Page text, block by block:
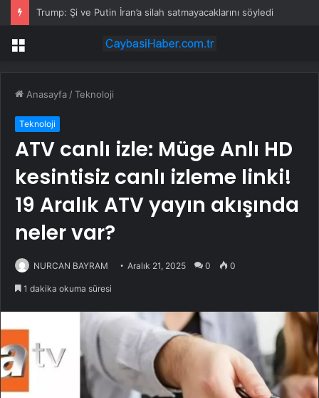
Trump: Şi ve Putin İran’a silah satmayacaklarını söyledi
Menü
Anasayfa /Teknoloji
Teknoloji
ATV canlı izle: Müge Anlı HD
kesintisiz canlı izleme linki!
19 Aralık ATV yayın akışında
neler var?
NURCAN BAYRAM Aralık 21, 2025 0 0
1 dakika okuma süresi